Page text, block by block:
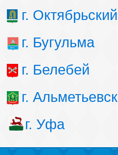
г. Октябрьский
г. Бугульма
г. Белебей
г. Альметьевск
г. Уфа